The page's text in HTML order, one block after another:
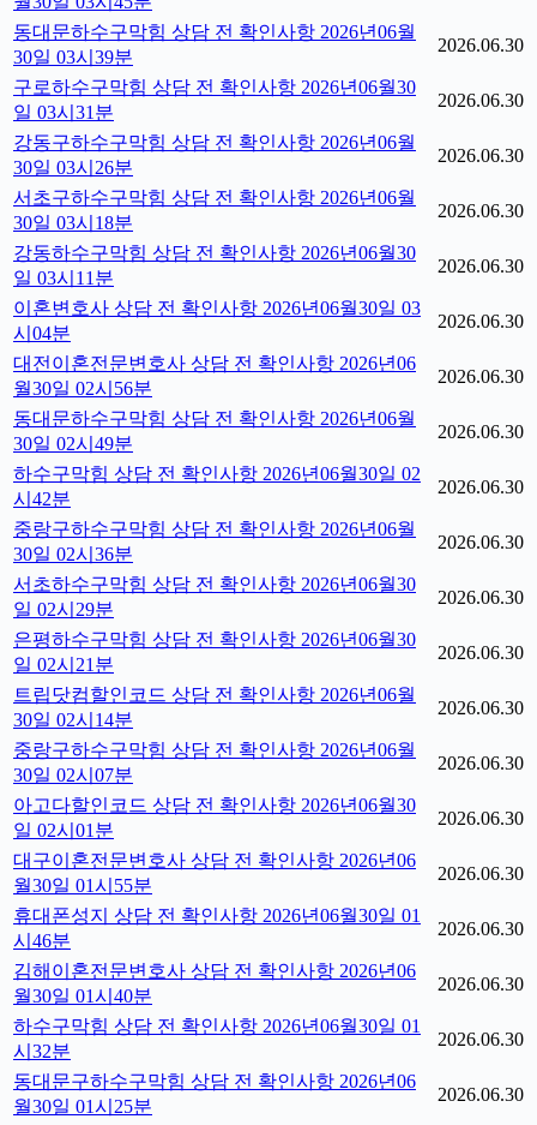
동대문하수구막힘 상담 전 확인사항 2026년06월
30일 03시39분
2026.06.30
구로하수구막힘 상담 전 확인사항 2026년06월30
일 03시31분
2026.06.30
강동구하수구막힘 상담 전 확인사항 2026년06월
30일 03시26분
2026.06.30
서초구하수구막힘 상담 전 확인사항 2026년06월
30일 03시18분
2026.06.30
강동하수구막힘 상담 전 확인사항 2026년06월30
일 03시11분
2026.06.30
이혼변호사 상담 전 확인사항 2026년06월30일 03
시04분
2026.06.30
대전이혼전문변호사 상담 전 확인사항 2026년06
월30일 02시56분
2026.06.30
동대문하수구막힘 상담 전 확인사항 2026년06월
30일 02시49분
2026.06.30
하수구막힘 상담 전 확인사항 2026년06월30일 02
시42분
2026.06.30
중랑구하수구막힘 상담 전 확인사항 2026년06월
30일 02시36분
2026.06.30
서초하수구막힘 상담 전 확인사항 2026년06월30
일 02시29분
2026.06.30
은평하수구막힘 상담 전 확인사항 2026년06월30
일 02시21분
2026.06.30
트립닷컴할인코드 상담 전 확인사항 2026년06월
30일 02시14분
2026.06.30
중랑구하수구막힘 상담 전 확인사항 2026년06월
30일 02시07분
2026.06.30
아고다할인코드 상담 전 확인사항 2026년06월30
일 02시01분
2026.06.30
대구이혼전문변호사 상담 전 확인사항 2026년06
월30일 01시55분
2026.06.30
휴대폰성지 상담 전 확인사항 2026년06월30일 01
시46분
2026.06.30
김해이혼전문변호사 상담 전 확인사항 2026년06
월30일 01시40분
2026.06.30
하수구막힘 상담 전 확인사항 2026년06월30일 01
시32분
2026.06.30
동대문구하수구막힘 상담 전 확인사항 2026년06
월30일 01시25분
2026.06.30